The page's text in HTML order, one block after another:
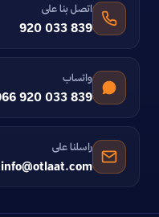
اتصل بنا على
920 033 839
واتساب
920 033 839
راسلنا على
info@otlaat.com